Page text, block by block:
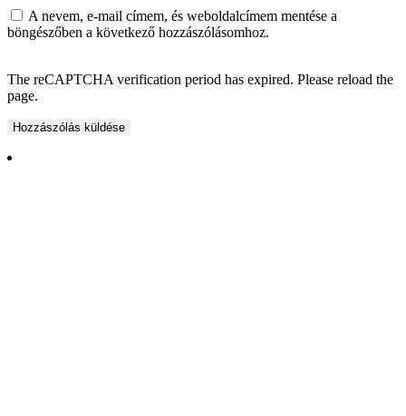
A nevem, e-mail címem, és weboldalcímem mentése a
böngészőben a következő hozzászólásomhoz.
The reCAPTCHA verification period has expired. Please reload the
page.